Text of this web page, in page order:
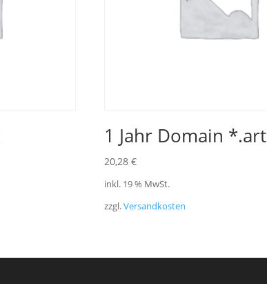
1 Jahr Domain *.art
20,28 €
inkl. 19 % MwSt.
zzgl.Versandkosten